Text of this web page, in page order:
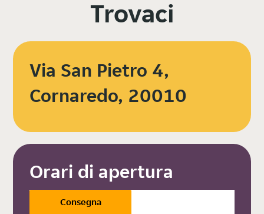
Trovaci
Via San Pietro 4,
Cornaredo, 20010
Orari di apertura
Consegna